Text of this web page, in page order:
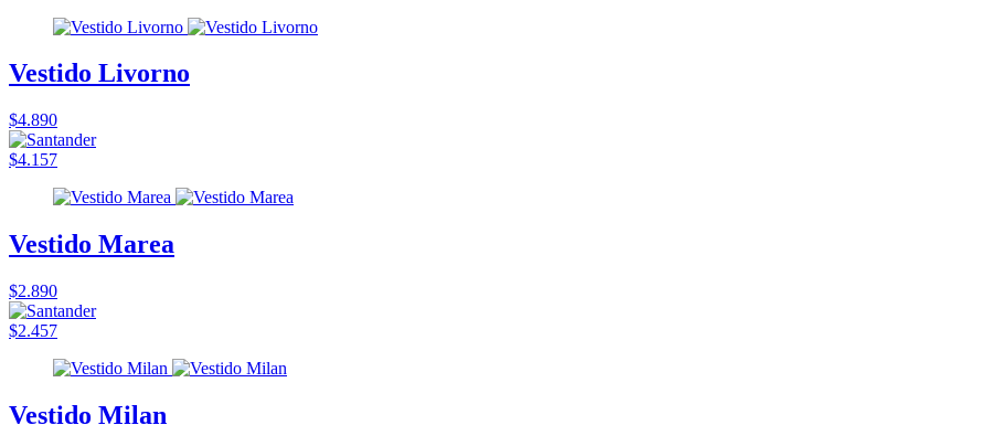
Vestido Livorno
$4.890
$4.157
Vestido Marea
$2.890
$2.457
Vestido Milan